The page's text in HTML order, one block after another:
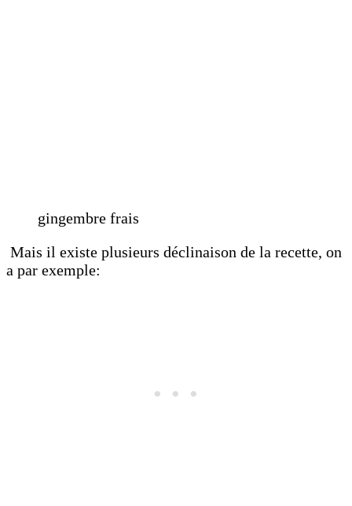
gingembre frais
Mais il existe plusieurs déclinaison de la recette, on
a par exemple: